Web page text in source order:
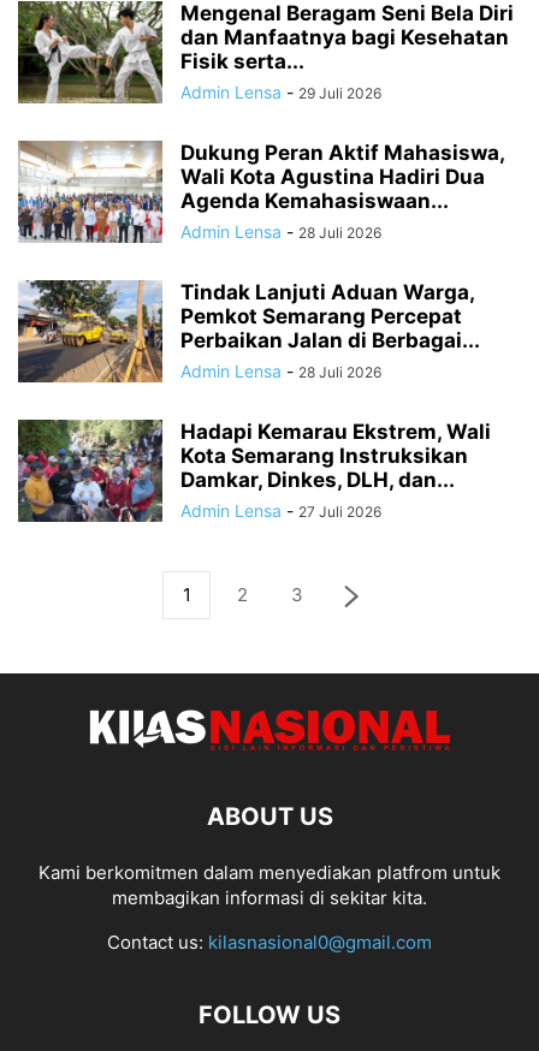
Mengenal Beragam Seni Bela Diri
dan Manfaatnya bagi Kesehatan
Fisik serta...
Admin Lensa - 29 Juli 2026
Dukung Peran Aktif Mahasiswa,
Wali Kota Agustina Hadiri Dua
Agenda Kemahasiswaan...
Admin Lensa - 28 Juli 2026
Tindak Lanjuti Aduan Warga,
Pemkot Semarang Percepat
Perbaikan Jalan di Berbagai...
Admin Lensa - 28 Juli 2026
Hadapi Kemarau Ekstrem, Wali
Kota Semarang Instruksikan
Damkar, Dinkes, DLH, dan...
Admin Lensa - 27 Juli 2026
1 2 3
ABOUT US
Kami berkomitmen dalam menyediakan platfrom untuk
membagikan informasi di sekitar kita.
Contact us: kilasnasional0@gmail.com
FOLLOW US